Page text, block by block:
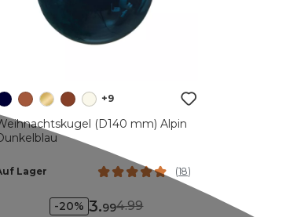
+9
(D140 mm) Alpin
Lager (18)
-20% 3.994.99